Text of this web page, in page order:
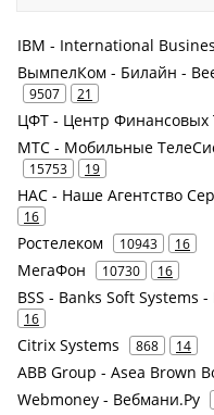
IBM - International
ВымпелКом - Билайн -
9507 21
ЦФТ - Центр Финансовых
МТС - Мобильные
15753 19
НАС - Наше Агентство
16
Ростелеком 10943 16
МегаФон 10730 16
BSS - Banks Soft Systems
16
Citrix Systems 868 14
ABB Group - Asea Brown
Webmoney - Вебмани.Ру